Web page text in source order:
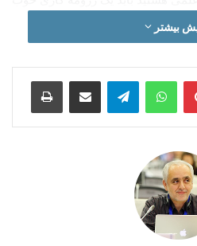
یک کسب و کار در خارج از کشور
کنید.
استخدام در موسسات خارجی،
بیشتر
‫پین‌ترستواتس آپ تلگرام اشتراک گذاری از طریق ایمیل چاپ